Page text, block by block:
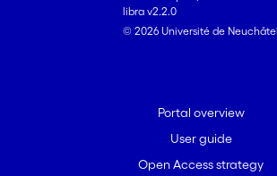
libra v2.2.0
© 2026 Université de Neuchâtel
Portal overview
User guide
Open Access strategy